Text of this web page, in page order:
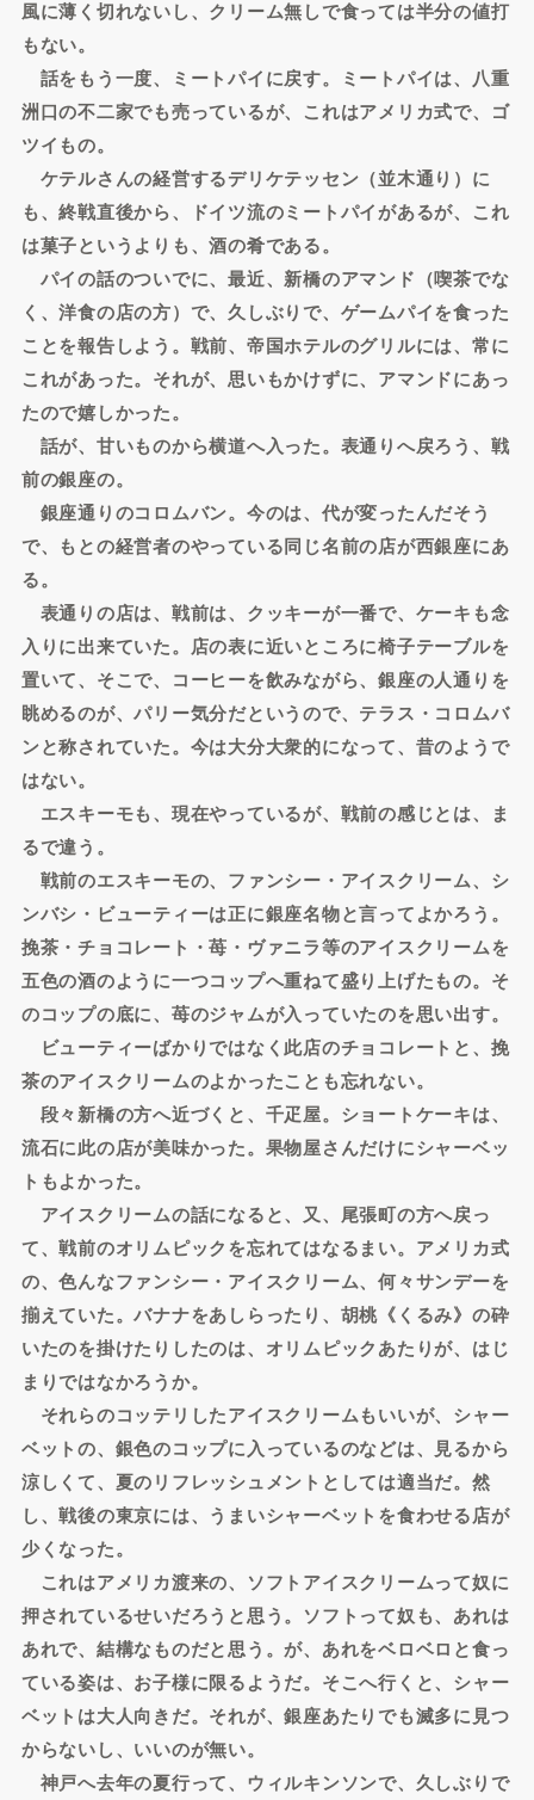
風に薄く切れないし、クリーム無しで食っては半分の値打
もない。
話をもう一度、ミートパイに戻す。ミートパイは、八重
洲口の不二家でも売っているが、これはアメリカ式で、ゴ
ツイもの。
ケテルさんの経営するデリケテッセン（並木通り）に
も、終戦直後から、ドイツ流のミートパイがあるが、これ
は菓子というよりも、酒の肴である。
パイの話のついでに、最近、新橋のアマンド（喫茶でな
く、洋食の店の方）で、久しぶりで、ゲームパイを食った
ことを報告しよう。戦前、帝国ホテルのグリルには、常に
これがあった。それが、思いもかけずに、アマンドにあっ
たので嬉しかった。
話が、甘いものから横道へ入った。表通りへ戻ろう、戦
前の銀座の。
銀座通りのコロムバン。今のは、代が変ったんだそう
で、もとの経営者のやっている同じ名前の店が西銀座にあ
る。
表通りの店は、戦前は、クッキーが一番で、ケーキも念
入りに出来ていた。店の表に近いところに椅子テーブルを
置いて、そこで、コーヒーを飲みながら、銀座の人通りを
眺めるのが、パリー気分だというので、テラス・コロムバ
ンと称されていた。今は大分大衆的になって、昔のようで
はない。
エスキーモも、現在やっているが、戦前の感じとは、ま
るで違う。
戦前のエスキーモの、ファンシー・アイスクリーム、シ
ンバシ・ビューティーは正に銀座名物と言ってよかろう。
挽茶・チョコレート・苺・ヴァニラ等のアイスクリームを
五色の酒のように一つコップへ重ねて盛り上げたもの。そ
のコップの底に、苺のジャムが入っていたのを思い出す。
ビューティーばかりではなく此店のチョコレートと、挽
茶のアイスクリームのよかったことも忘れない。
段々新橋の方へ近づくと、千疋屋。ショートケーキは、
流石に此の店が美味かった。果物屋さんだけにシャーベッ
トもよかった。
アイスクリームの話になると、又、尾張町の方へ戻っ
て、戦前のオリムピックを忘れてはなるまい。アメリカ式
の、色んなファンシー・アイスクリーム、何々サンデーを
揃えていた。バナナをあしらったり、胡桃《くるみ》の砕
いたのを掛けたりしたのは、オリムピックあたりが、はじ
まりではなかろうか。
それらのコッテリしたアイスクリームもいいが、シャー
ベットの、銀色のコップに入っているのなどは、見るから
涼しくて、夏のリフレッシュメントとしては適当だ。然
し、戦後の東京には、うまいシャーベットを食わせる店が
少くなった。
これはアメリカ渡来の、ソフトアイスクリームって奴に
押されているせいだろうと思う。ソフトって奴も、あれは
あれで、結構なものだと思う。が、あれをベロベロと食っ
ている姿は、お子様に限るようだ。そこへ行くと、シャー
ベットは大人向きだ。それが、銀座あたりでも滅多に見つ
からないし、いいのが無い。
神戸へ去年の夏行って、ウィルキンソンで、久しぶりで